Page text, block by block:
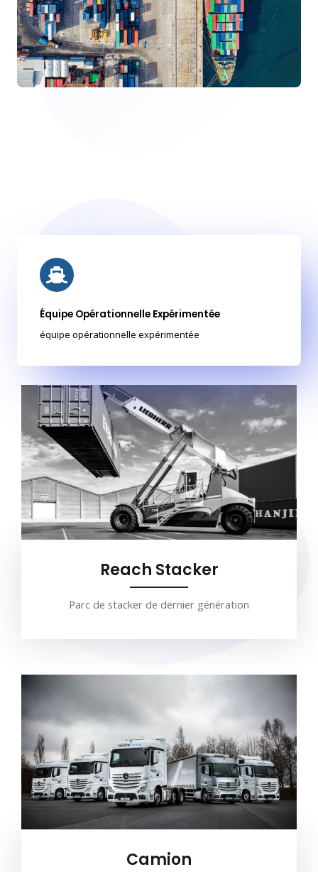
Équipe Opérationnelle Expérimentée
équipe opérationnelle expérimentée
Nos MOYENS
Reach Stacker
Parc de stacker de dernier génération
Camion